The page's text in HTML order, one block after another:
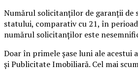
Numărul solicitanţilor de garanţii de
statului, comparativ cu 21, în
numărul solicitanţilor este
Doar în primele şase luni ale
şi Publicitate Imobiliară. Cel mai